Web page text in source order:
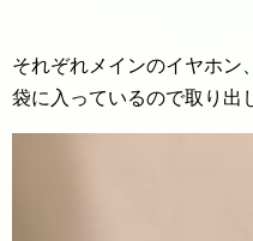
それぞれメインのイヤホン
袋に入っているので取り出